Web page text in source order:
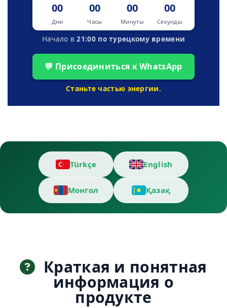
00
Дни
00
Часы
00
Минуты
00
Секунды
Начало в21:00 по турецкому времени
💬 Присоединиться к WhatsApp
Станьте частью энергии.
Türkçe English
Монгол Қазақ
Краткая и понятная
информация о
продукте